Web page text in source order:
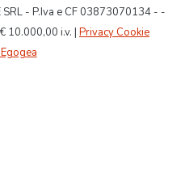
- P.Iva e CF 03873070134 - -
10.000,00 i.v. | Privacy Cookie